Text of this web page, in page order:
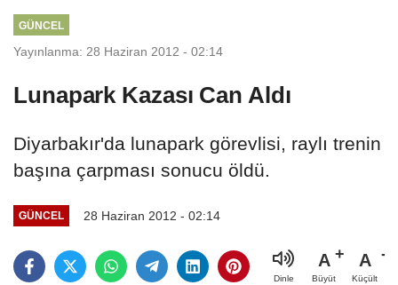
GÜNCEL
Yayınlanma: 28 Haziran 2012 - 02:14
Lunapark Kazası Can Aldı
Diyarbakır'da lunapark görevlisi, raylı trenin
başına çarpması sonucu öldü.
GÜNCEL 28 Haziran 2012 - 02:14
Dinle
A
Büyüt
A
Küçült